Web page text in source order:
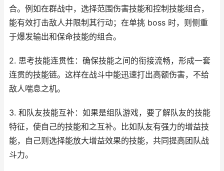
合。例如在群战中，选择范围伤害技能和控制技能组合，
能有效打击敌人并限制其行动；在单挑 boss 时，则侧重
于爆发输出和保命技能的组合。
2. 思考技能连贯性：确保技能之间的衔接流畅，形成一套
连贯的技能链。这样在战斗中能迅速打出高额伤害，不给
敌人喘息之机。
3. 和队友技能互补：如果是组队游戏，要了解队友的技能
特征，使自己的技能和之互补。比如队友有强力的增益技
能，自己则选择能放大增益效果的技能，共同提高团队战
斗力。